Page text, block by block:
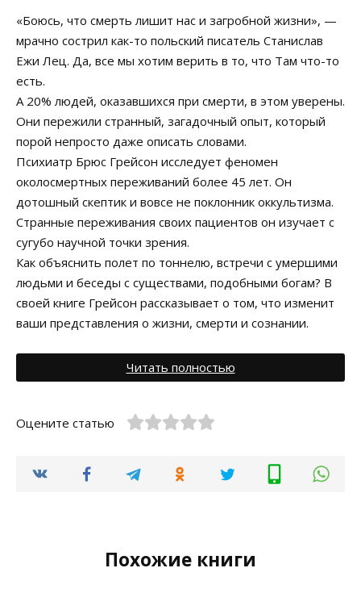
«Боюсь, что смерть лишит нас и загробной жизни», —
мрачно сострил как-то польский писатель Станислав
Ежи Лец. Да, все мы хотим верить в то, что Там что-то
есть.
А 20% людей, оказавшихся при смерти, в этом уверены.
Они пережили странный, загадочный опыт, который
порой непросто даже описать словами.
Психиатр Брюс Грейсон исследует феномен
околосмертных переживаний более 45 лет. Он
дотошный скептик и вовсе не поклонник оккультизма.
Странные переживания своих пациентов он изучает с
сугубо научной точки зрения.
Как объяснить полет по тоннелю, встречи с умершими
людьми и беседы с существами, подобными богам? В
своей книге Грейсон рассказывает о том, что изменит
ваши представления о жизни, смерти и сознании.
Читать полностью
Оцените статью
Похожие книги